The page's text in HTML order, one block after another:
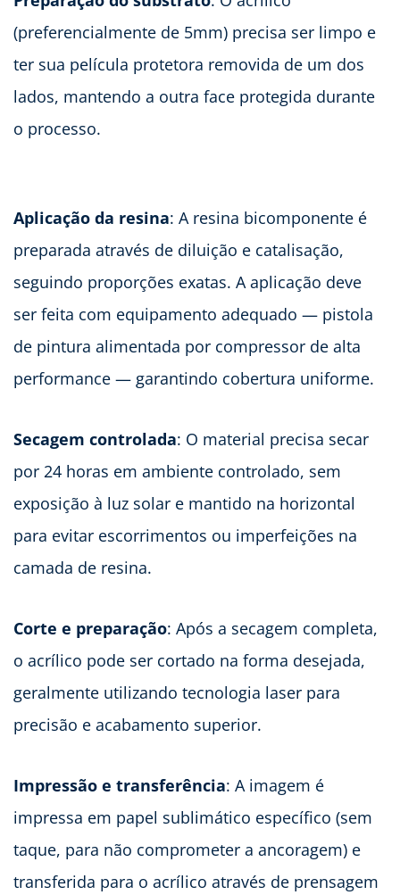
(preferencialmente de 5mm) precisa ser limpo e
ter sua película protetora removida de um dos
lados, mantendo a outra face protegida durante
o processo.
Aplicação da resina: A resina bicomponente é
preparada através de diluição e catalisação,
seguindo proporções exatas. A aplicação deve
ser feita com equipamento adequado — pistola
de pintura alimentada por compressor de alta
performance — garantindo cobertura uniforme.
Secagem controlada: O material precisa secar
por 24 horas em ambiente controlado, sem
exposição à luz solar e mantido na horizontal
para evitar escorrimentos ou imperfeições na
camada de resina.
Corte e preparação: Após a secagem completa,
o acrílico pode ser cortado na forma desejada,
geralmente utilizando tecnologia laser para
precisão e acabamento superior.
Impressão e transferência: A imagem é
impressa em papel sublimático específico (sem
taque, para não comprometer a ancoragem) e
transferida para o acrílico através de prensagem